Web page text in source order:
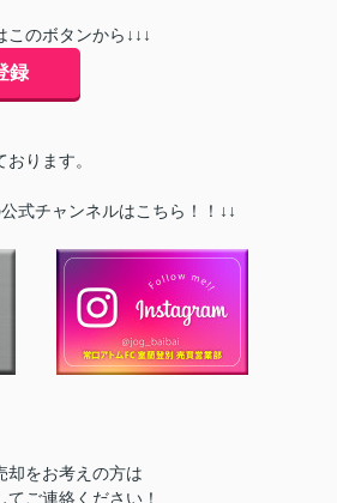
のボタンから↓↓↓
録
ります。
式チャンネルはこちら！！↓↓
却をお考えの方は
てご連絡ください！